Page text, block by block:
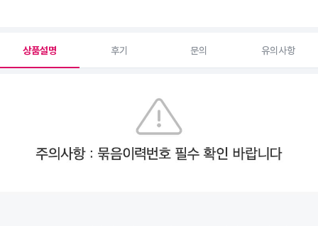
상품설명 후기 문의 유의사항